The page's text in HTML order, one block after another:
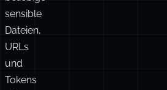
sensible
Dateien,
URLs
und
Tokens